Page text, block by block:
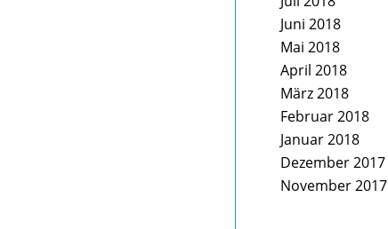
Juni 2018
Mai 2018
April 2018
März 2018
Februar 2018
Januar 2018
Dezember 2017
November 2017